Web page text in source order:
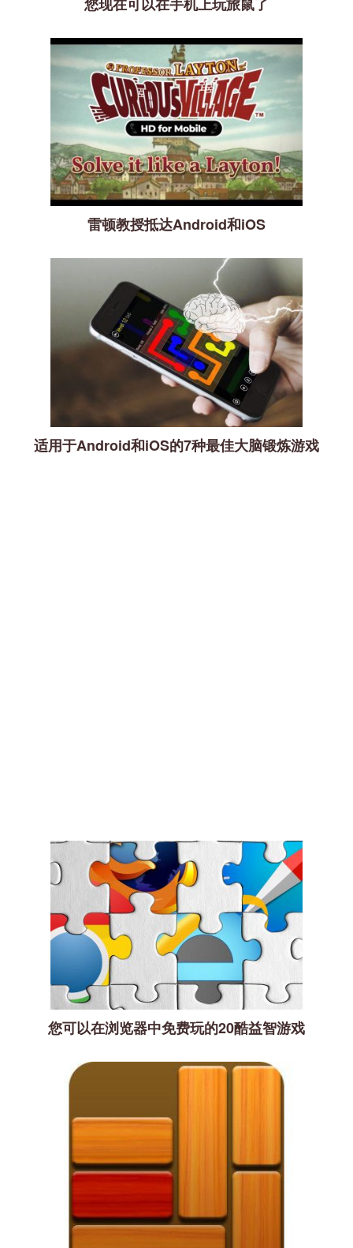
雷顿教授抵达Android和iOS
适用于Android和iOS的7种最佳大脑锻炼游戏
您可以在浏览器中免费玩的20酷益智游戏